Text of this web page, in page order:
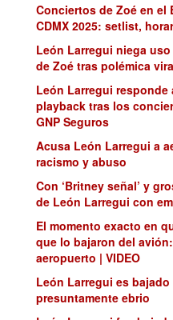
Conciertos de Zoé en el
CDMX 2025: setlist,
León Larregui niega
de Zoé tras polémica
León Larregui
playback tras los
GNP Seguros
Acusa León Larregui a
racismo y abuso
Con ‘Britney señal’ y
de León Larregui con
El momento exacto en
que lo bajaron del
aeropuerto | VIDEO
León Larregui es
presuntamente ebrio